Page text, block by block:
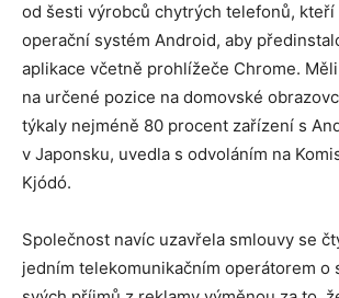
od šesti výrobců chytrých telefonů, kteří
operační systém Android, aby
aplikace včetně prohlížeče Chrome.
na určené pozice na domovské
týkaly nejméně 80 procent zařízení s
v Japonsku, uvedla s odvoláním na
Kjódó.
Společnost navíc uzavřela smlouvy se
jedním telekomunikačním operátorem o